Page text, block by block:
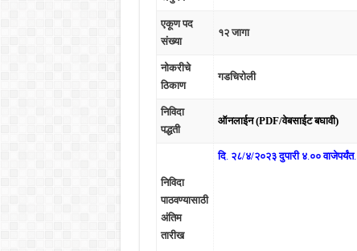
एकूण पद
संख्या
१२ जागा
नोकरीचे
ठिकाण
गडचिरोली
निविदा
पद्धती
ऑनलाईन (PDF/वेबसाईट बघावी)
निविदा
पाठवण्यासाठी
अंतिम
तारीख
दि. २८/४/२०२३ दुपारी ४.०० वाजेपर्यंत.